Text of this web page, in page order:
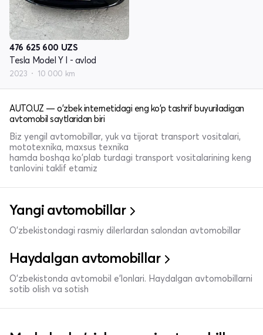
476 625 600 UZS
Tesla Model Y I - avlod
2023 10 000 km
AUTO.UZ — o'zbek internetidagi eng ko'p tashrif buyuriladigan
avtomobil saytlaridan biri
Biz yengil avtomobillar, yuk va tijorat transport vositalari,
mototexnika, maxsus texnika
hamda boshqa ko'plab turdagi transport vositalarining keng
tanlovini taklif etamiz
Yangi avtomobillar
O'zbekistondagi rasmiy dilerlardan salondan avtomobillar
Haydalgan avtomobillar
O'zbekistonda avtomobil e’lonlari. Haydalgan avtomobillarni
sotib olish va sotish